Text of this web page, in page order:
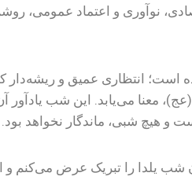
نوآوری و اعتماد عمومی،
است؛ انتظاری عمیق و ریشه‌دار
معنا می‌یابد. این شب یادآور
و هیچ شبی، ماندگار نخواهد بود.
شب یلدا را تبریک عرض می‌کنم و